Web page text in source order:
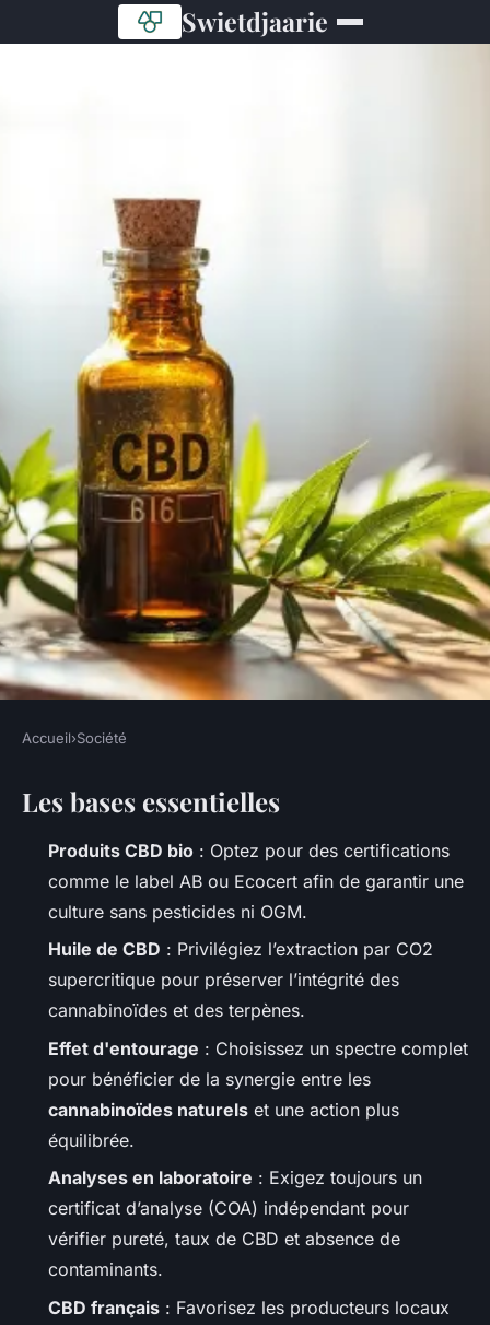
Swietdjaarie
Guide d'achat : choisir du CBD
bio pour votre bien-être
Orion•26/05/2026 19:19 •11 min de lecture
Accueil›Société
Les bases essentielles
Produits CBD bio : Optez pour des certifications
comme le label AB ou Ecocert afin de garantir une
culture sans pesticides ni OGM.
Huile de CBD : Privilégiez l’extraction par CO2
supercritique pour préserver l’intégrité des
cannabinoïdes et des terpènes.
Effet d'entourage : Choisissez un spectre complet
pour bénéficier de la synergie entre les
cannabinoïdes naturels et une action plus
équilibrée.
Analyses en laboratoire : Exigez toujours un
certificat d’analyse (COA) indépendant pour
vérifier pureté, taux de CBD et absence de
contaminants.
CBD français : Favorisez les producteurs locaux